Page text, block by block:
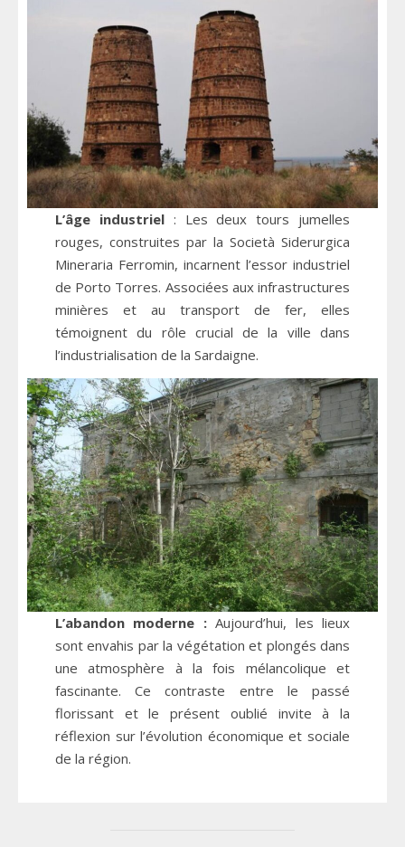
L’âge industriel: Les deux tours jumelles
rouges, construites par la Società Siderurgica
Mineraria Ferromin, incarnent l’essor industriel
de Porto Torres. Associées aux infrastructures
minières et au transport de fer, elles
témoignent du rôle crucial de la ville dans
l’industrialisation de la Sardaigne.
L’abandon moderne :Aujourd’hui, les lieux
sont envahis par la végétation et plongés dans
une atmosphère à la fois mélancolique et
fascinante. Ce contraste entre le passé
florissant et le présent oublié invite à la
réflexion sur l’évolution économique et sociale
de la région.